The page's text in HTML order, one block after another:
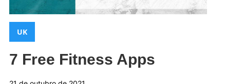
Categorias:
UK
7 Free Fitness Apps